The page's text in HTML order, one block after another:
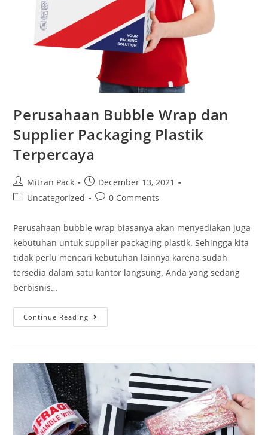
Perusahaan Bubble Wrap dan
Supplier Packaging Plastik
Terpercaya
Mitran Pack
December 13, 2021
Uncategorized
0 Comments
Perusahaan bubble wrap biasanya akan menyediakan juga
kebutuhan untuk supplier packaging plastik. Sehingga kita
tidak perlu mencari kebutuhan lainnya karena sudah
tersedia dalam satu kantor langsung. Anda yang sedang
berbisnis…
Continue Reading